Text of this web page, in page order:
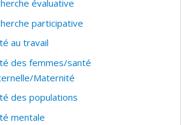
des bases de données
provinciales : registre des
et décès, Med-Écho (hospitalisations),
aussi aux expositions
et aux habitudes de vie dans
du cancer (poumon, tête et cou,
évaluative
participative
au travail
des femmes/santé
Maternité
des populations
mentale